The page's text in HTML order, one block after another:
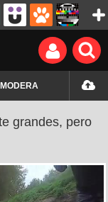
MODERA
grandes, pero